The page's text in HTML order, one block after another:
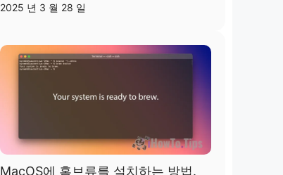
2025 년 3 월 28 일
MacOS에 홈브류를 설치하는 방법.